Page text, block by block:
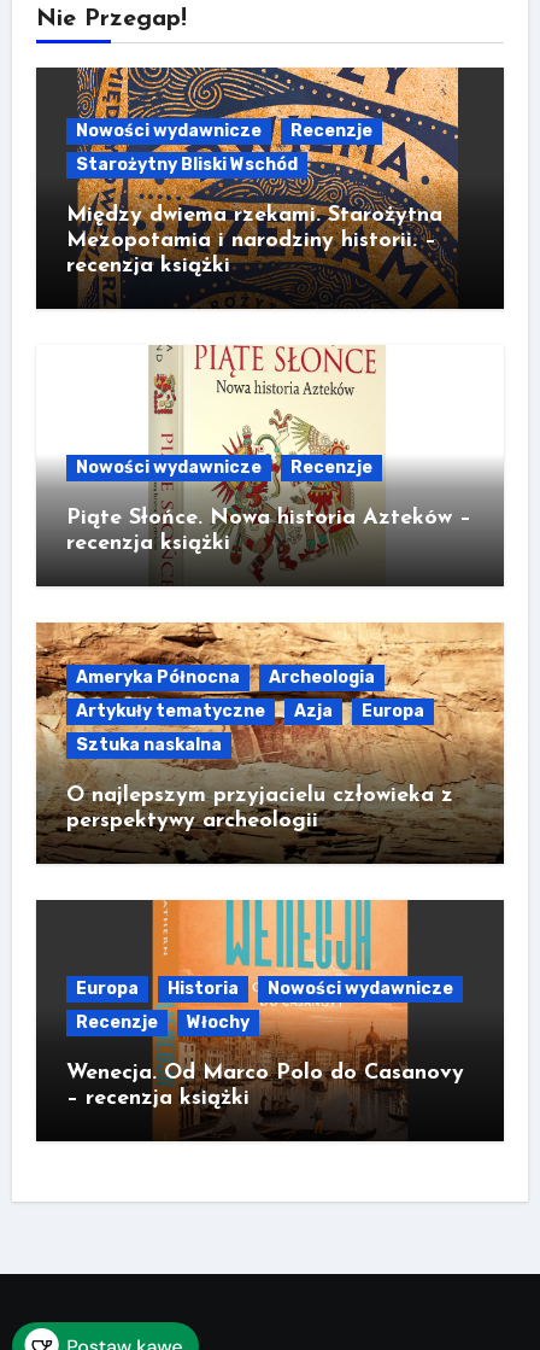
Nie Przegap!
Nowości wydawnicze
Recenzje
Starożytny Bliski Wschód
Między dwiema rzekami. Starożytna
Mezopotamia i narodziny historii. –
recenzja książki
Nowości wydawnicze Recenzje
Piąte Słońce. Nowa historia Azteków –
recenzja książki
Ameryka Północna
Archeologia
Artykuły tematyczne
Azja
Europa
Sztuka naskalna
O najlepszym przyjacielu człowieka z
perspektywy archeologii
Europa Historia
Nowości wydawnicze
Recenzje
Włochy
Wenecja. Od Marco Polo do Casanovy
– recenzja książki